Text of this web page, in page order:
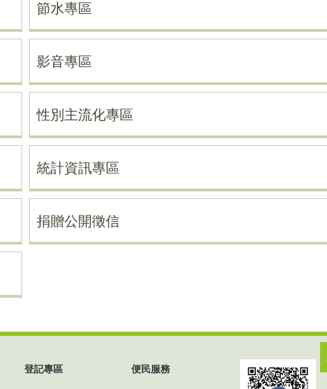
節水專區
影音專區
性別主流化專區
統計資訊專區
捐贈公開徵信
登記專區 便民服務